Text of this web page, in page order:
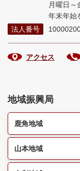
月曜日
年末年始
法人番号
アクセス
地域振興局
鹿角地域
山本地域